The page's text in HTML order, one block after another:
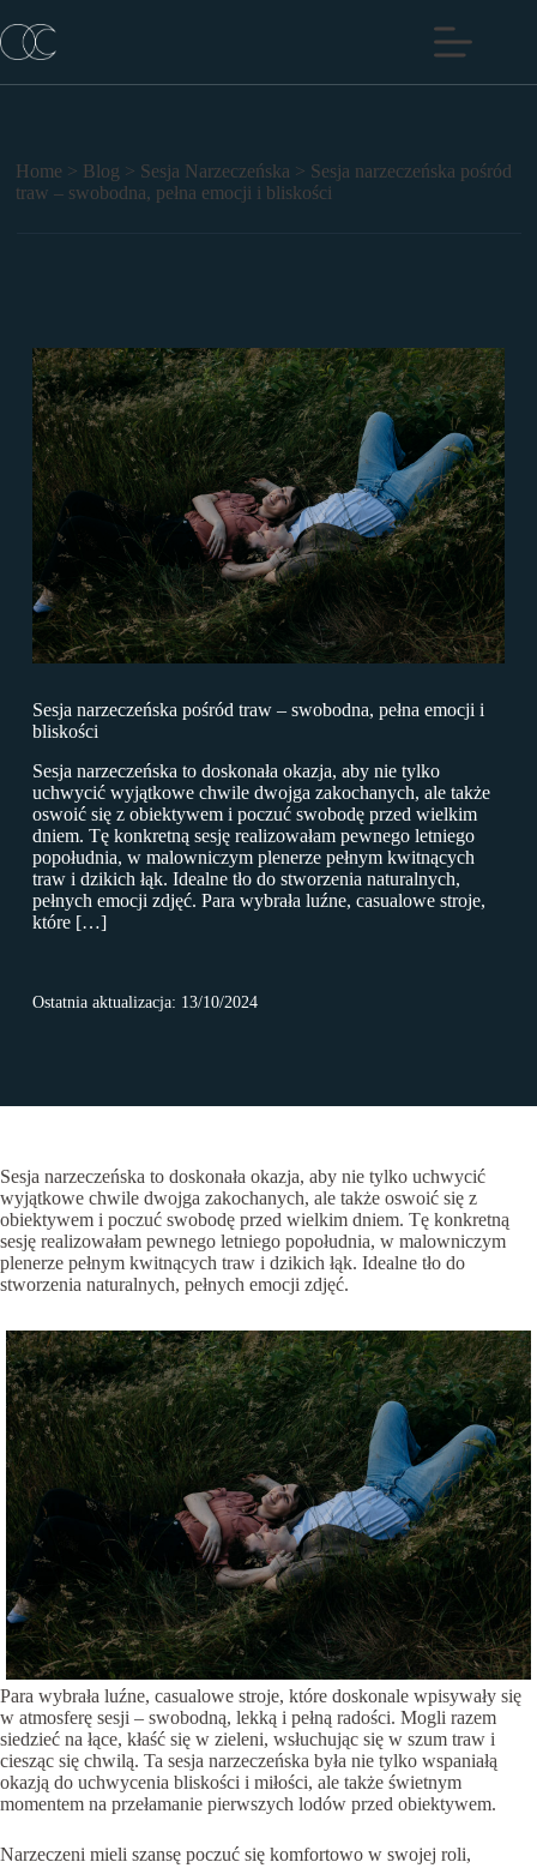
do
treści
Home > Blog > Sesja Narzeczeńska > Sesja narzeczeńska pośród
traw – swobodna, pełna emocji i bliskości
Sesja narzeczeńska pośród traw – swobodna, pełna emocji i
bliskości
Sesja narzeczeńska to doskonała okazja, aby nie tylko
uchwycić wyjątkowe chwile dwojga zakochanych, ale także
oswoić się z obiektywem i poczuć swobodę przed wielkim
dniem. Tę konkretną sesję realizowałam pewnego letniego
popołudnia, w malowniczym plenerze pełnym kwitnących
traw i dzikich łąk. Idealne tło do stworzenia naturalnych,
pełnych emocji zdjęć. Para wybrała luźne, casualowe stroje,
które […]
Ostatnia aktualizacja: 13/10/2024
Sesja narzeczeńska to doskonała okazja, aby nie tylko uchwycić
wyjątkowe chwile dwojga zakochanych, ale także oswoić się z
obiektywem i poczuć swobodę przed wielkim dniem. Tę konkretną
sesję realizowałam pewnego letniego popołudnia, w malowniczym
plenerze pełnym kwitnących traw i dzikich łąk. Idealne tło do
stworzenia naturalnych, pełnych emocji zdjęć.
Para wybrała luźne, casualowe stroje, które doskonale wpisywały się
w atmosferę sesji – swobodną, lekką i pełną radości. Mogli razem
siedzieć na łące, kłaść się w zieleni, wsłuchując się w szum traw i
ciesząc się chwilą. Ta sesja narzeczeńska była nie tylko wspaniałą
okazją do uchwycenia bliskości i miłości, ale także świetnym
momentem na przełamanie pierwszych lodów przed obiektywem.
Narzeczeni mieli szansę poczuć się komfortowo w swojej roli,